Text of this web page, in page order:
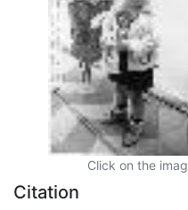
Click on the
Citation